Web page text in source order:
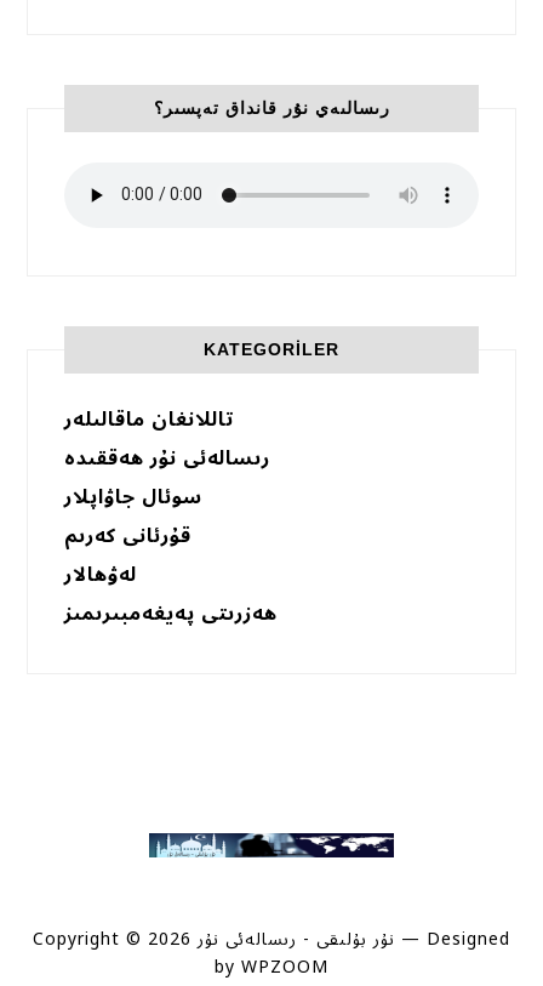
رىسالىەي نۇر قانداق تەپسىر؟
KATEGORILER
تاللانغان ماقالىلەر
رىسالەئى نۇر ھەققىدە
سوئال جاۋاپلار
قۇرئانى كەرىم
لەۋھالار
ھەزرىتى پەيغەمبىرىمىز
Copyright © 2026 نۇر بۇلىقى - رىسالەئى نۇر — Designed
by WPZOOM